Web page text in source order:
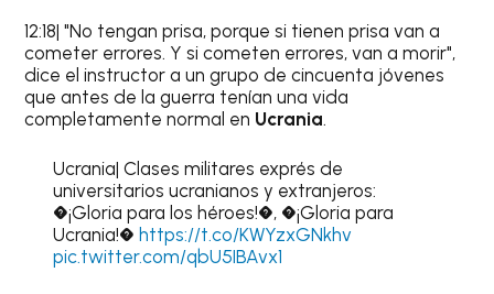
12:18| "No tengan prisa, porque si tienen prisa van a
cometer errores. Y si cometen errores, van a morir",
dice el instructor a un grupo de cincuenta jóvenes
que antes de la guerra tenían una vida
completamente normal en Ucrania.
Ucrania| Clases militares exprés de
universitarios ucranianos y extranjeros:
�¡Gloria para los héroes!�, �¡Gloria para
Ucrania!� https://t.co/KWYzxGNkhv
pic.twitter.com/qbU5IBAvx1